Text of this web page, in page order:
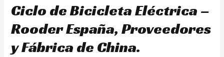
Ciclo de Bicicleta Eléctrica –
Rooder España, Proveedores
y Fábrica de China.